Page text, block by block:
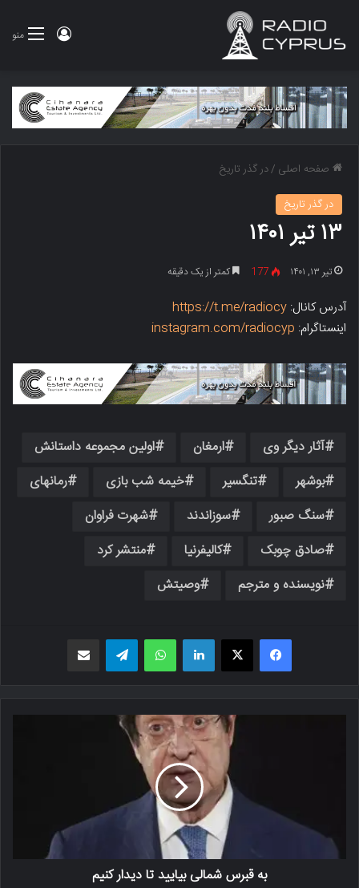
منو ورود
صفحه اصلی /در گذر تاریخ
در گذر تاریخ
۱۳ تیر ۱۴۰۱
تیر ۱۳, ۱۴۰۱ 177 کمتر از یک دقیقه
آدرس کانال: https://t.me/radiocy
اینستاگرام: instagram.com/radiocyp
آثار دیگر وی ارمغان
اولین مجموعه داستانش
بوشهر
تنگسیر خیمه شب بازی
رمانهای
سنگ صبور
سوزاندند
شهرت فراوان
صادق چوبک
کالیفرنیا
منتشر کرد
نویسنده و مترجم
وصیتش‌
فیسبوک X لینکدین واتس اپ تلگرام
به قبرس شمالی بیایید تا دیدار کنیم